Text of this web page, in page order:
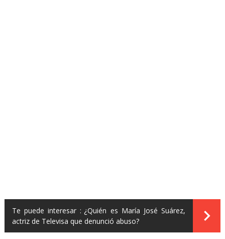
Te puede interesar : ¿Quién es María José Suárez,
actriz de Televisa que denunció abuso?